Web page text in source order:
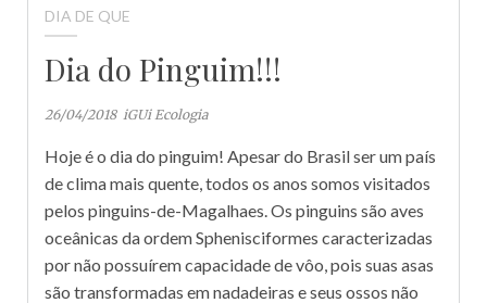
DIA DE QUE
Dia do Pinguim!!!
26/04/2018 iGUi Ecologia
Hoje é o dia do pinguim! Apesar do Brasil ser um país
de clima mais quente, todos os anos somos visitados
pelos pinguins-de-Magalhaes. Os pinguins são aves
oceânicas da ordem Sphenisciformes caracterizadas
por não possuírem capacidade de vôo, pois suas asas
são transformadas em nadadeiras e seus ossos não